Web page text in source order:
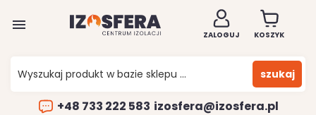

ZALOGUJ KOSZYK
szukaj
+48 733 222 583 izosfera@izosfera.pl